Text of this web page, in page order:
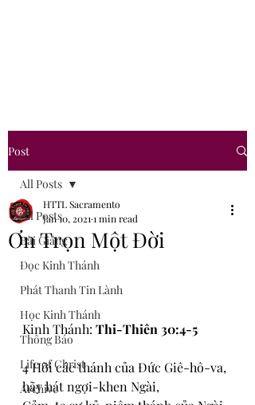
Post
All Posts
Bài Giảng
Đọc Kinh Thánh
Phát Thanh Tin Lành
Học Kinh Thánh
Thông Báo
Life of Christ
Archive
All Posts
Ơn Trọn Một Đời
HTTL Sacramento
Jan 10, 2021 1 min read
Kinh Thánh: Thi-Thiên 30:4-5
4 Hỡi các thánh của Đức Giê-hô-va,
hãy hát ngợi-khen Ngài,